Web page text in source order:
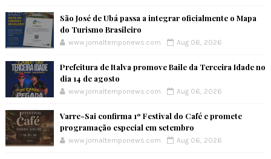
São José de Ubá passa a integrar oficialmente o Mapa
do Turismo Brasileiro
www.jornaltemponews.com Aug 06, 2026
Prefeitura de Italva promove Baile da Terceira Idade no
dia 14 de agosto
www.jornaltemponews.com Aug 06, 2026
Varre-Sai confirma 1º Festival do Café e promete
programação especial em setembro
www.jornaltemponews.com Aug 06, 2026